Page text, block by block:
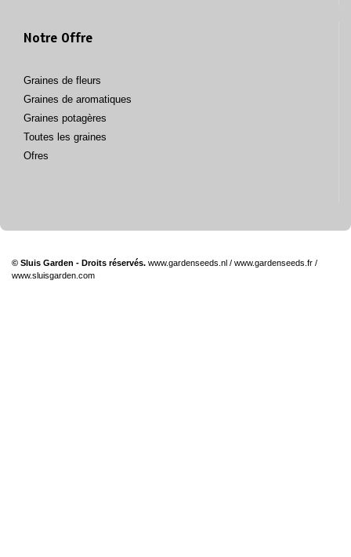
Notre Offre
Graines de fleurs
Graines de aromatiques
Graines potagères
Toutes les graines
Ofres
© Sluis Garden - Droits réservés. www.gardenseeds.nl / www.gardenseeds.fr /
www.sluisgarden.com